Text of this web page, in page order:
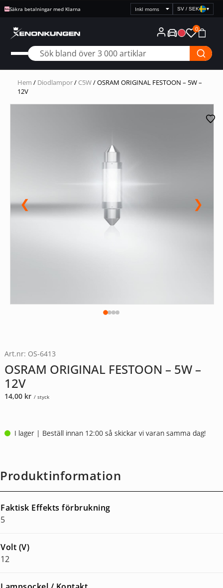
Säkra betalningar med Klarna
Välj
prisvisning
SV / SEK ▾
0
Hem / Diodlampor/ C5W/ OSRAM ORIGINAL FESTOON – 5W –
12V
❮ ❯
Art.nr: OS-6413
OSRAM ORIGINAL FESTOON – 5W –
12V
14,00 kr / styck
I lager | Beställ innan 12:00 så skickar vi varan samma dag!
Produktinformation
Faktisk Effekts förbrukning
5
Volt (V)
12